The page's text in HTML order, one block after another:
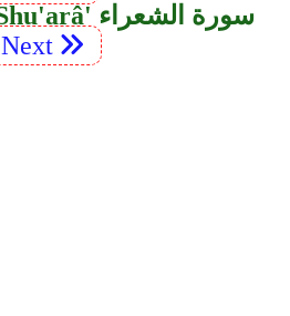
26. Surah Ash-Shu'arâ' سورة الشعراء
Next